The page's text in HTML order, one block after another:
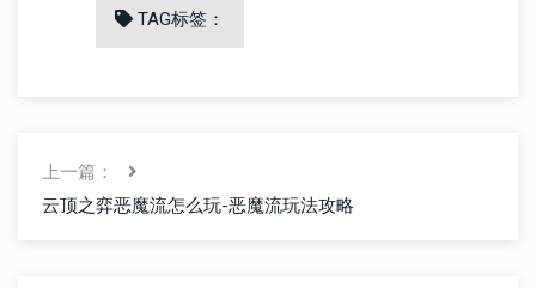
TAG标签：
上一篇：
云顶之弈恶魔流怎么玩-恶魔流玩法攻略